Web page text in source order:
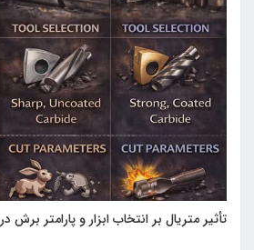
تأثیر متریال بر انتخاب ابزار و پارامتر برش در CNC فلز